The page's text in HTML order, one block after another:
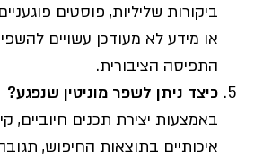
ביקורות שליליות, פוסטים
או מידע לא מעודכן עשויים
התפיסה הציבורית.
כיצד ניתן לשפר מוניטין שנפגע?
באמצעות יצירת תכנים חיוביים,
איכותיים בתוצאות החיפוש,